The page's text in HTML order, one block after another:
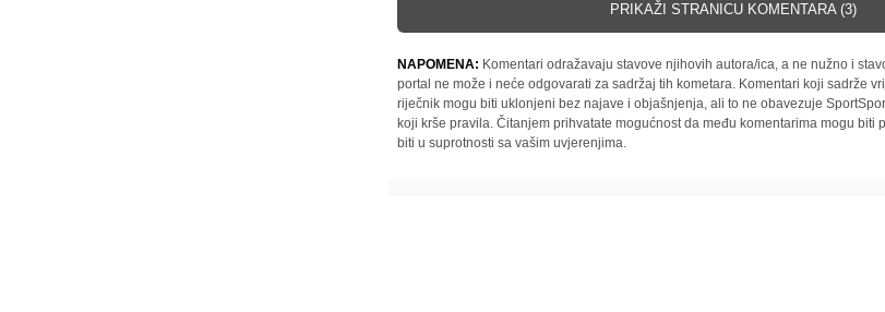
PRIKAŽI STRANICU KOMENTARA (3)
NAPOMENA: Komentari odražavaju stavove njihovih autora/ica, a ne nužno i
portal ne može i neće odgovarati za sadržaj tih kometara. Komentari koji sadrže
riječnik mogu biti uklonjeni bez najave i objašnjenja, ali to ne obavezuje
koji krše pravila. Čitanjem prihvatate mogućnost da među komentarima mogu biti
biti u suprotnosti sa vašim uvjerenjima.